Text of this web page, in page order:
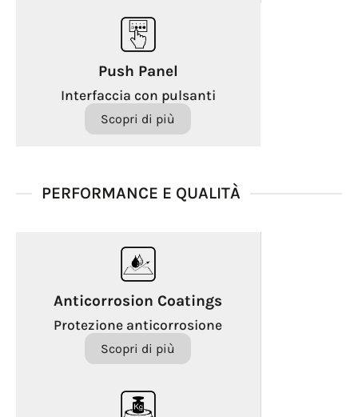
Push Panel
Interfaccia con pulsanti
Scopri di più
PERFORMANCE E QUALITÀ
Anticorrosion Coatings
Protezione anticorrosione
Scopri di più